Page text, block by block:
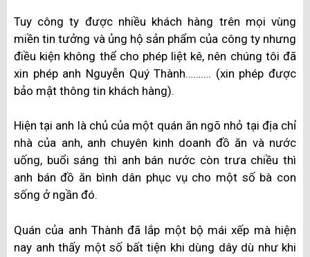
Tuy công ty được nhiều khách hàng trên mọi vùng
miền tin tưởng và ủng hộ sản phẩm của công ty nhưng
điều kiện không thể cho phép liệt kê, nên chúng tôi đã
xin phép anh Nguyễn Quý Thành………. (xin phép được
bảo mật thông tin khách hàng).
Hiện tại anh là chủ của một quán ăn ngõ nhỏ tại địa chỉ
nhà của anh, anh chuyên kinh doanh đồ ăn và nước
uống, buổi sáng thì anh bán nước còn trưa chiều thì
anh bán đồ ăn bình dân phục vụ cho một số bà con
sống ở ngần đó.
Quán của anh Thành đã lắp một bộ mái xếp mà hiện
nay anh thấy một số bất tiện khi dùng dây dù như khi